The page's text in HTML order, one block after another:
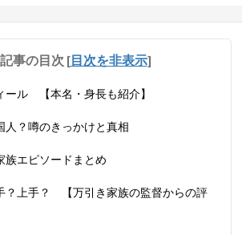
事の目次 [目次を非表示]
ール 【本名・身長も紹介】
人？噂のきっかけと真相
族エピソードまとめ
？上手？ 【万引き家族の監督からの評